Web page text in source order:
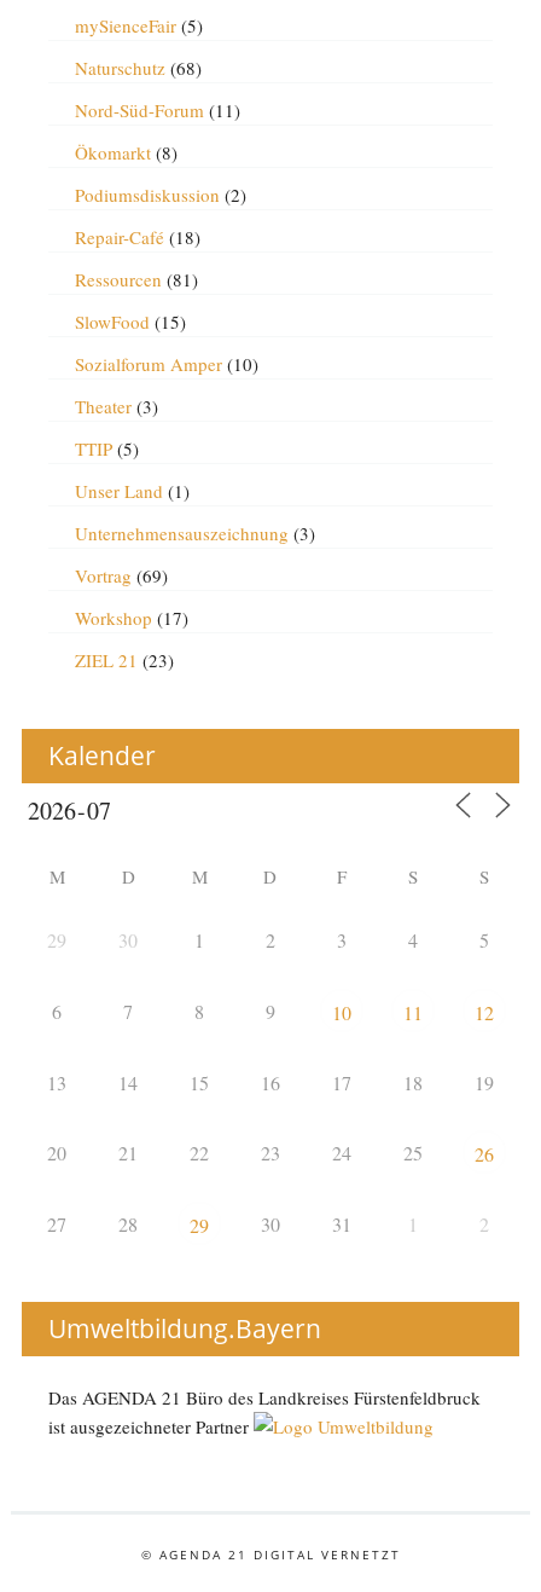
mySienceFair(5)
Naturschutz(68)
Nord-Süd-Forum(11)
Ökomarkt(8)
Podiumsdiskussion (2)
Repair-Café(18)
Ressourcen (81)
SlowFood (15)
Sozialforum Amper(10)
Theater(3)
TTIP(5)
Unser Land (1)
Unternehmensauszeichnung (3)
Vortrag (69)
Workshop (17)
ZIEL 21 (23)
Kalender
M D M D F S S
29 30 1 2 3 4 5
6 7 8 9 10 11 12
13 14 15 16 17 18 19
20 21 22 23 24 25 26
27 28 29 30 31 1 2
Umweltbildung.Bayern
Das AGENDA 21 Büro des Landkreises Fürstenfeldbruck
ist ausgezeichneter Partner
© AGENDA 21 DIGITAL VERNETZT